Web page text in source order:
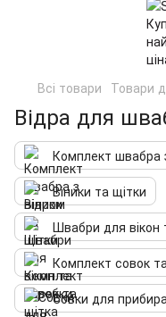
Всі товари Товари
Відра для
Комплект швабра
Віники та щітки
Швабри для вікон
Комплект совок
Совки для